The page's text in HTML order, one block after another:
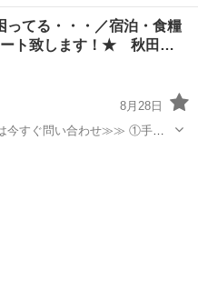
床が無い ③携帯が止まって
たい 弊社のプロの
ってる・・・／宿泊・食糧
ート致します！★ 秋田…
8月28日
今すぐ問い合わせ≫≫ ①手持